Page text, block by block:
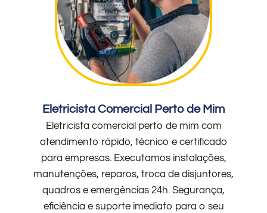
Eletricista Comercial Perto de Mim
Eletricista comercial perto de mim com
atendimento rápido, técnico e certificado
para empresas. Executamos instalações,
manutenções, reparos, troca de disjuntores,
quadros e emergências 24h. Segurança,
eficiência e suporte imediato para o seu